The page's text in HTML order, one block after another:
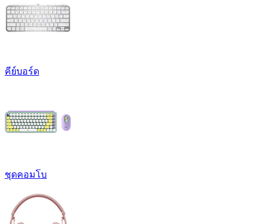
คีย์บอร์ด
ชุดคอมโบ